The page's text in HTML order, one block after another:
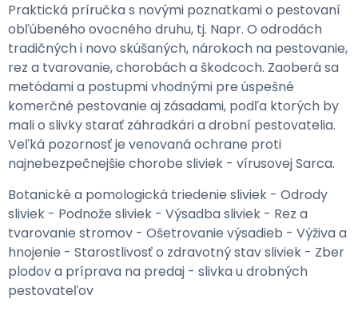
Praktická príručka s novými poznatkami o pestovaní
obľúbeného ovocného druhu, tj. Napr. O odrodách
tradičných i novo skúšaných, nárokoch na pestovanie,
rez a tvarovanie, chorobách a škodcoch. Zaoberá sa
metódami a postupmi vhodnými pre úspešné
komerčné pestovanie aj zásadami, podľa ktorých by
mali o slivky starať záhradkári a drobní pestovatelia.
Veľká pozornosť je venovaná ochrane proti
najnebezpečnejšie chorobe sliviek - vírusovej Sarca.
Botanické a pomologická triedenie sliviek - Odrody
sliviek - Podnože sliviek - Výsadba sliviek - Rez a
tvarovanie stromov - Ošetrovanie výsadieb - Výživa a
hnojenie - Starostlivosť o zdravotný stav sliviek - Zber
plodov a príprava na predaj - slivka u drobných
pestovateľov